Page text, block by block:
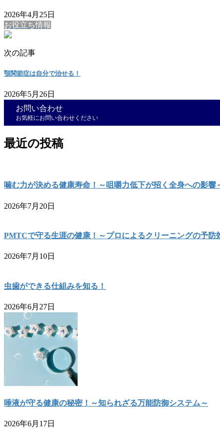
2026年4月25日
お役立ち情報
次の記事
顎関節症は自分で治せる！
2026年5月26日
お問い合わせ
お気軽にお問い合わせください
最近の投稿
噛む力が決める健康寿命！～咀嚼力低下が招く全身への影響
2026年7月20日
PMTCで守る生涯の健康！～プロによるクリーニングの予防
2026年7月10日
虫歯ができる仕組みを知る！
2026年6月27日
唾液が守る健康の秘密！～知られざる万能防御システム～
2026年6月17日